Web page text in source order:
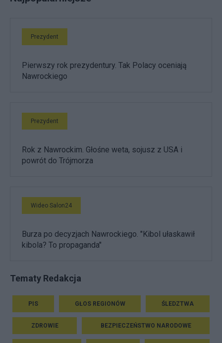
Prezydent
Pierwszy rok prezydentury. Tak Polacy oceniają
Nawrockiego
Prezydent
Rok z Nawrockim. Głośne weta, sojusz z USA i
powrót do Trójmorza
Wideo Salon24
Burza po decyzjach Nawrockiego. "Kibol ułaskawił
kibola? To propaganda"
Tematy Redakcja
PIS GŁOS REGIONÓW ŚLEDZTWA
ZDROWIE BEZPIECZEŃSTWO NARODOWE